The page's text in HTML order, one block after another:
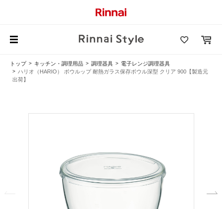
トップ キッチン・調理用品 調理器具
電子レンジ調理器具
ハリオ（HARIO） ボウルップ 耐熱ガラス保存ボウル深型 クリア 900【製造元
出荷】